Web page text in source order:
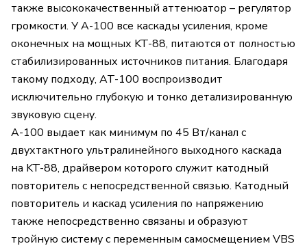
также высококачественный аттенюатор – регулятор
громкости. У A-100 все каскады усиления, кроме
оконечных на мощных KT-88, питаются от полностью
стабилизированных источников питания. Благодаря
такому подходу, AT-100 воспроизводит
исключительно глубокую и тонко детализированную
звуковую сцену.
A-100 выдает как минимум по 45 Вт/канал с
двухтактного ультралинейного выходного каскада
на KT-88, драйвером которого служит катодный
повторитель с непосредственной связью. Катодный
повторитель и каскад усиления по напряжению
также непосредственно связаны и образуют
тройную систему с переменным самосмещением VBS